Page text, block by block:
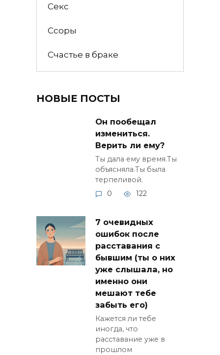
Секс
Ссоры
Счастье в браке
НОВЫЕ ПОСТЫ
Он пообещал
измениться.
Верить ли ему?
Ты дала ему время.Ты
объясняла.Ты была
терпеливой.
0
122
7 очевидных
ошибок после
расставания с
бывшим (ты о них
уже слышала, но
именно они
мешают тебе
забыть его)
Кажется ли тебе
иногда, что
расставание уже в
прошлом